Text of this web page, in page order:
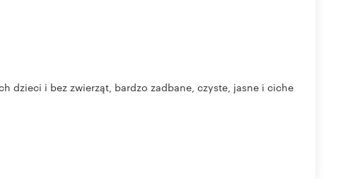
dzieci i bez zwierząt, bardzo zadbane, czyste, jasne i ciche